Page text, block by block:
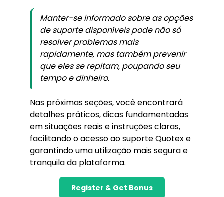
Manter-se informado sobre as opções
de suporte disponíveis pode não só
resolver problemas mais
rapidamente, mas também prevenir
que eles se repitam, poupando seu
tempo e dinheiro.
Nas próximas seções, você encontrará
detalhes práticos, dicas fundamentadas
em situações reais e instruções claras,
facilitando o acesso ao suporte Quotex e
garantindo uma utilização mais segura e
tranquila da plataforma.
Register & Get Bonus